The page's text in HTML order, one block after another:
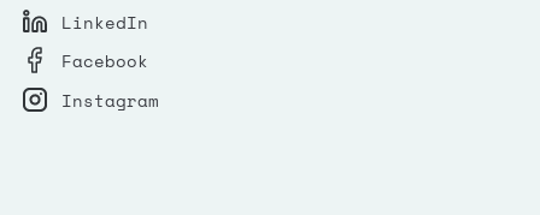
LinkedIn
Facebook
Instagram